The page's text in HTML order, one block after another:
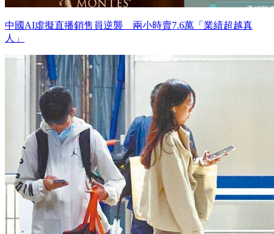
中國AI虛擬直播銷售員逆襲 兩小時賣7.6萬「業績超越真
人」